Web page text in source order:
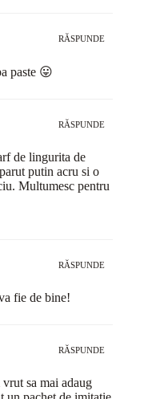
RĂSPUNDE
paste 😛
RĂSPUNDE
de lingurita de
putin acru si o
Multumesc pentru
RĂSPUNDE
fie de bine!
RĂSPUNDE
sa mai adaug